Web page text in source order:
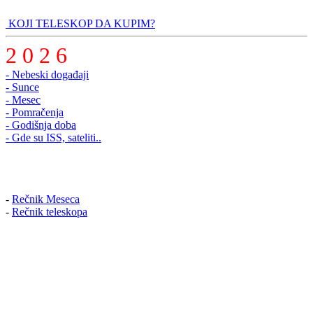
KOJI TELESKOP DA KUPIM?
2 0 2 6
- Nebeski događaji
- Sunce
- Mesec
- Pomračenja
- Godišnja doba
- Gde su ISS, sateliti..
- Rečnik Meseca
- Rečnik teleskopa